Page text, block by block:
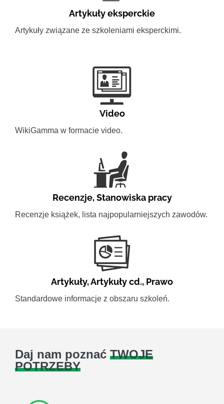
Artykuły eksperckie
Artykuły związane ze szkoleniami eksperckimi.
Video
WikiGamma w formacie video.
Recenzje,Stanowiska pracy
Recenzje książek, lista najpopularniejszych zawodów.
Artykuły,Artykuły cd., Prawo
Standardowe informacje z obszaru szkoleń.
Daj nam poznać TWOJE
POTRZEBY